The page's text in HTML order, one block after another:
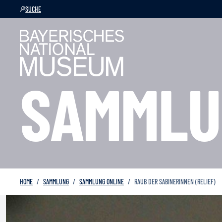
SUCHE
HOME SAMMLUNG SAMMLUNG ONLINE RAUB DER SABINERINNEN (RELIEF)